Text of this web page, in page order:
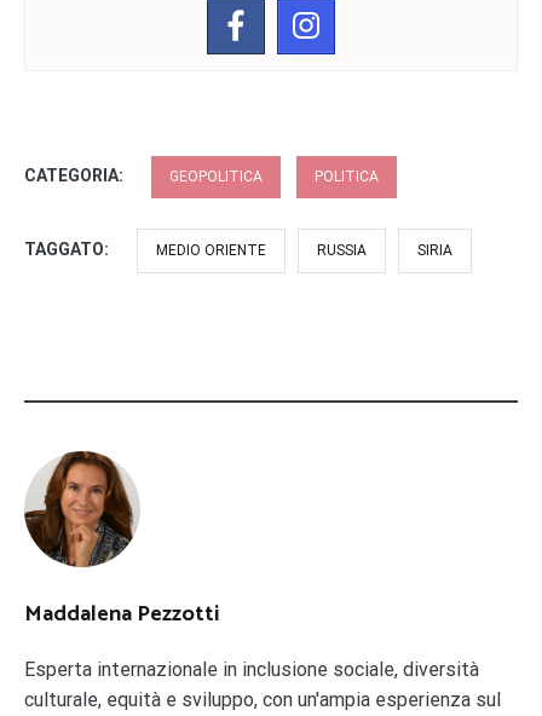
CATEGORIA: GEOPOLITICA POLITICA
TAGGATO: MEDIO ORIENTE RUSSIA SIRIA
Maddalena Pezzotti
Esperta internazionale in inclusione sociale, diversità
culturale, equità e sviluppo, con un'ampia esperienza sul